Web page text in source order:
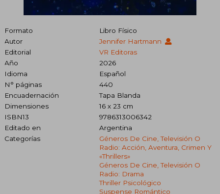
Formato
Libro Físico
Autor
Jennifer Hartmann
Editorial
VR Editoras
Año
2026
Idioma
Español
N° páginas
440
Encuadernación
Tapa Blanda
Dimensiones
16 x 23 cm
ISBN13
9786313006342
Editado en
Argentina
Categorías
Géneros De Cine, Televisión O
Radio: Acción, Aventura, Crimen Y
«thrillers»
Géneros De Cine, Televisión O
Radio: Drama
Thriller Psicológico
Suspense Romántico